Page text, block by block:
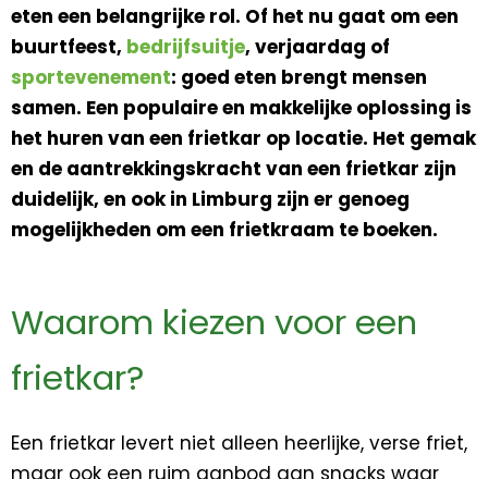
eten een belangrijke rol. Of het nu gaat om een
buurtfeest, bedrijfsuitje, verjaardag of
sportevenement: goed eten brengt mensen
samen. Een populaire en makkelijke oplossing is
het huren van een frietkar op locatie. Het gemak
en de aantrekkingskracht van een frietkar zijn
duidelijk, en ook in Limburg zijn er genoeg
mogelijkheden om een frietkraam te boeken.
Waarom kiezen voor een
frietkar?
Een frietkar levert niet alleen heerlijke, verse friet,
maar ook een ruim aanbod aan snacks waar